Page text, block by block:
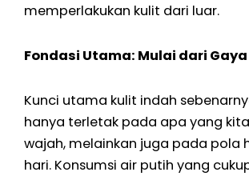
memperlakukan kulit dari luar.
Fondasi Utama: Mulai dari
Kunci utama kulit indah
hanya terletak pada apa yang
wajah, melainkan juga pada pola
hari. Konsumsi air putih yang